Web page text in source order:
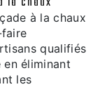
à la chaux
qualifiés
éliminant
les